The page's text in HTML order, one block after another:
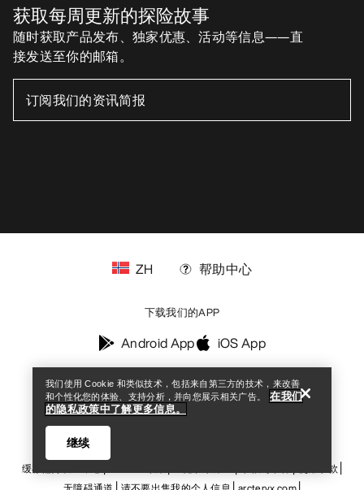
获取每周更新的探险故事
随时获取产品发布、独家优惠、活动等信息——直
接发送至你的邮箱。
关注我们的社交媒体账号
ZH 帮助中心
下载我们的APP
Android App iOS App
缓存偏好设置中心
使用条款
我们使用 Cookie 和类似技术，包括来自第三方的技术，来改善
和个性化您的体验、支持分析，并向您展示相关广告。
在我们
的隐私政策中了解更多信息。
继续